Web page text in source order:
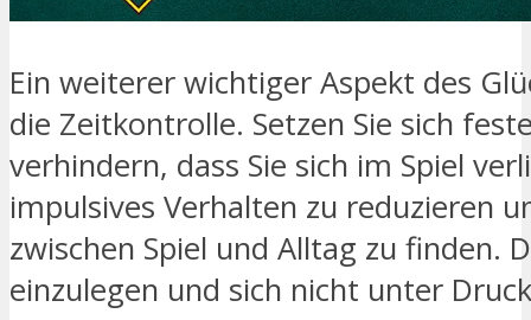
Ein weiterer wichtiger Aspekt des
die Zeitkontrolle. Setzen Sie sich
verhindern, dass Sie sich im Spiel
impulsives Verhalten zu reduzieren
zwischen Spiel und Alltag zu finden.
einzulegen und sich nicht unter